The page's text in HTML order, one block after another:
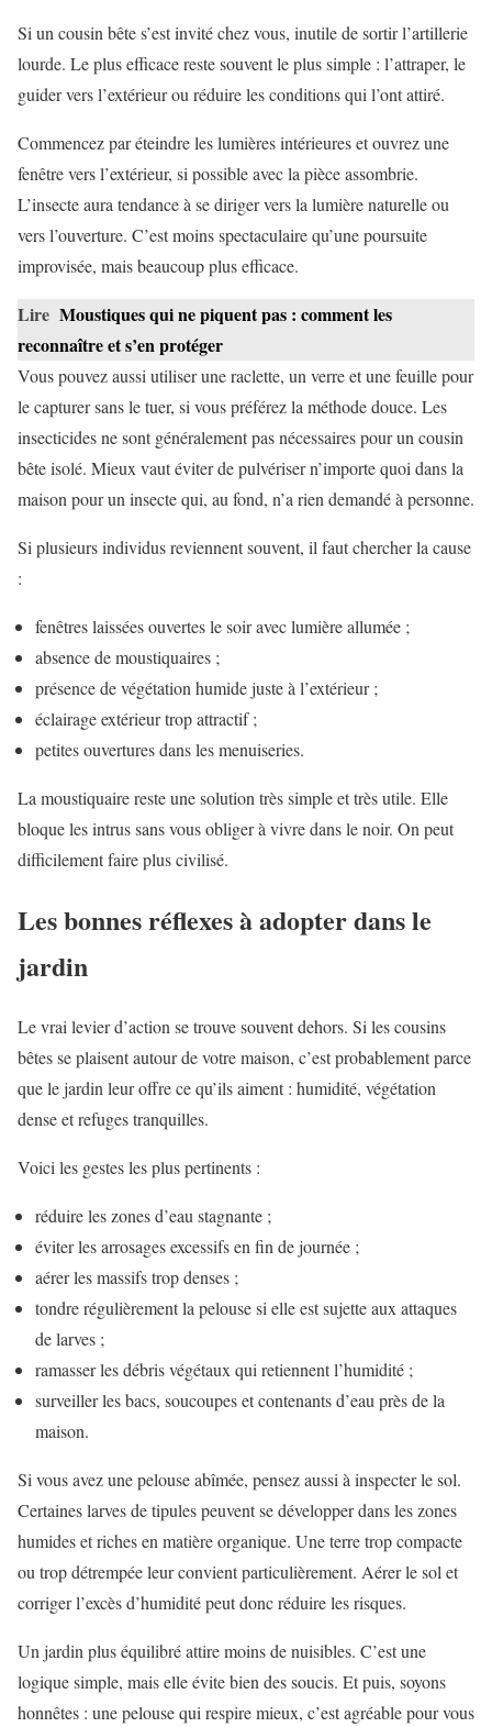
Si un cousin bête s’est invité chez vous, inutile de sortir l’artillerie
lourde. Le plus efficace reste souvent le plus simple : l’attraper, le
guider vers l’extérieur ou réduire les conditions qui l’ont attiré.
Commencez par éteindre les lumières intérieures et ouvrez une
fenêtre vers l’extérieur, si possible avec la pièce assombrie.
L’insecte aura tendance à se diriger vers la lumière naturelle ou
vers l’ouverture. C’est moins spectaculaire qu’une poursuite
improvisée, mais beaucoup plus efficace.
Lire Moustiques qui ne piquent pas : comment les
reconnaître et s’en protéger
Vous pouvez aussi utiliser une raclette, un verre et une feuille pour
le capturer sans le tuer, si vous préférez la méthode douce. Les
insecticides ne sont généralement pas nécessaires pour un cousin
bête isolé. Mieux vaut éviter de pulvériser n’importe quoi dans la
maison pour un insecte qui, au fond, n’a rien demandé à personne.
Si plusieurs individus reviennent souvent, il faut chercher la cause
:
fenêtres laissées ouvertes le soir avec lumière allumée ;
absence de moustiquaires ;
présence de végétation humide juste à l’extérieur ;
éclairage extérieur trop attractif ;
petites ouvertures dans les menuiseries.
La moustiquaire reste une solution très simple et très utile. Elle
bloque les intrus sans vous obliger à vivre dans le noir. On peut
difficilement faire plus civilisé.
Les bonnes réflexes à adopter dans le
jardin
Le vrai levier d’action se trouve souvent dehors. Si les cousins
bêtes se plaisent autour de votre maison, c’est probablement parce
que le jardin leur offre ce qu’ils aiment : humidité, végétation
dense et refuges tranquilles.
Voici les gestes les plus pertinents :
réduire les zones d’eau stagnante ;
éviter les arrosages excessifs en fin de journée ;
aérer les massifs trop denses ;
tondre régulièrement la pelouse si elle est sujette aux attaques
de larves ;
ramasser les débris végétaux qui retiennent l’humidité ;
surveiller les bacs, soucoupes et contenants d’eau près de la
maison.
Si vous avez une pelouse abîmée, pensez aussi à inspecter le sol.
Certaines larves de tipules peuvent se développer dans les zones
humides et riches en matière organique. Une terre trop compacte
ou trop détrempée leur convient particulièrement. Aérer le sol et
corriger l’excès d’humidité peut donc réduire les risques.
Un jardin plus équilibré attire moins de nuisibles. C’est une
logique simple, mais elle évite bien des soucis. Et puis, soyons
honnêtes : une pelouse qui respire mieux, c’est agréable pour vous